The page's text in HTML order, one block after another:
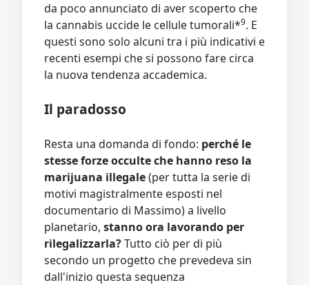
da poco annunciato di aver scoperto che
la cannabis uccide le cellule tumorali*9. E
questi sono solo alcuni tra i più indicativi e
recenti esempi che si possono fare circa
la nuova tendenza accademica.
Il paradosso
Resta una domanda di fondo: perché le
stesse forze occulte che hanno reso la
marijuana illegale(per tutta la serie di
motivi magistralmente esposti nel
documentario di Massimo) a livello
planetario, stanno ora lavorando per
rilegalizzarla?Tutto ciò per di più
secondo un progetto che prevedeva sin
dall'inizio questa sequenza